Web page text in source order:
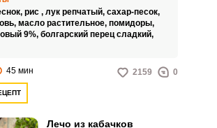
занятых хозяек. Потратив
совсем немного времени в конце
лета на подобные закатки,
рис , лук репчатый, сахар-песок,
масло растительное, помидоры,
9%, болгарский перец сладкий,
45 мин 2159 0
Лечо из кабачков